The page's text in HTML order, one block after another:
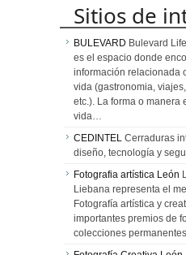
Sitios de
BULEVARD Bulevard
es el espacio donde
información relacionada
vida (gastronomia,
etc.). La forma o manera
vida…
CEDINTEL Cerraduras
diseño, tecnología y
Fotografia artística León
Liebana representa el
Fotografía artística y
importantes premios de
colecciones